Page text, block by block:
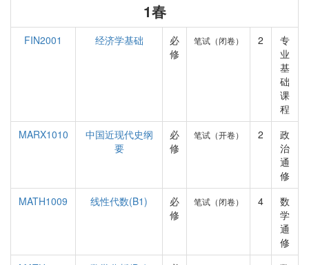
1春
FIN2001 经济学基础
必
修
笔试（闭卷） 2
专
业
基
础
课
程
MARX1010
中国近现代史纲
要
必
修
笔试（开卷） 2
政
治
通
修
MATH1009
线性代数(B1)
必
修
笔试（闭卷） 4
数
学
通
修